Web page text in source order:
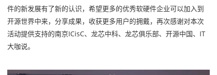
件的新发展有了新的认识，希望更多的优秀软硬件企业可以加入到
开源世界中来，分享成果，收获更多用户的拥戴，再次感谢对本次
活动提供支持的南京ICisC、龙芯中科、龙芯俱乐部、开源中国、IT
大咖说。